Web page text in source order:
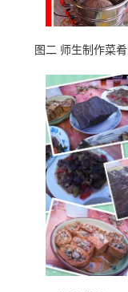
图二 师生制作菜肴